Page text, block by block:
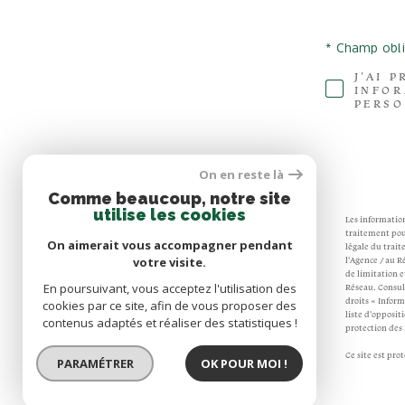
J'AI
* Champ
Les
traitement
légale du
l'Agence / au
de limitation
Réseau.
droits «
liste
protection des
Ce site est
On en reste là
Comme beaucoup, notre site
utilise les cookies
On aimerait vous accompagner pendant
votre visite.
En poursuivant, vous acceptez l'utilisation des
cookies par ce site, afin de vous proposer des
contenus adaptés et réaliser des statistiques !
PARAMÉTRER OK POUR MOI !